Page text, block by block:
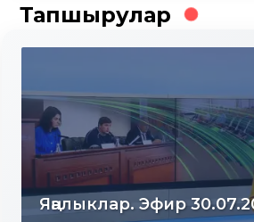
Тапшырулар
Яңалыклар.